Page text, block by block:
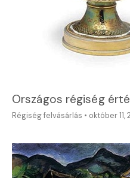
Országos régiség
Régiség felvásárlás • október 11,